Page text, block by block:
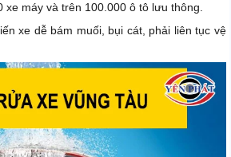
máy và trên 100.000 ô tô lưu thông.
xe dễ bám muối, bụi cát, phải liên tục vệ